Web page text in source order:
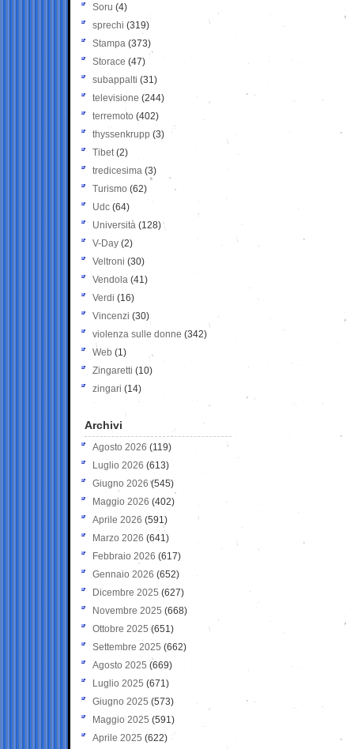
Soru (4)
sprechi (319)
Stampa (373)
Storace (47)
subappalti (31)
televisione(244)
terremoto (402)
thyssenkrupp (3)
Tibet(2)
tredicesima (3)
Turismo (62)
Udc (64)
Università (128)
V-Day (2)
Veltroni (30)
Vendola (41)
Verdi (16)
Vincenzi (30)
violenza sulle donne (342)
Web (1)
Zingaretti (10)
zingari (14)
Archivi
Agosto 2026 (119)
Luglio 2026 (613)
Giugno 2026 (545)
Maggio 2026 (402)
Aprile 2026 (591)
Marzo 2026 (641)
Febbraio 2026 (617)
Gennaio 2026 (652)
Dicembre 2025 (627)
Novembre 2025 (668)
Ottobre 2025 (651)
Settembre 2025 (662)
Agosto 2025 (669)
Luglio 2025 (671)
Giugno 2025 (573)
Maggio 2025 (591)
Aprile 2025 (622)